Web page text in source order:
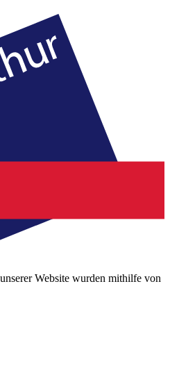
Website wurden mithilfe von